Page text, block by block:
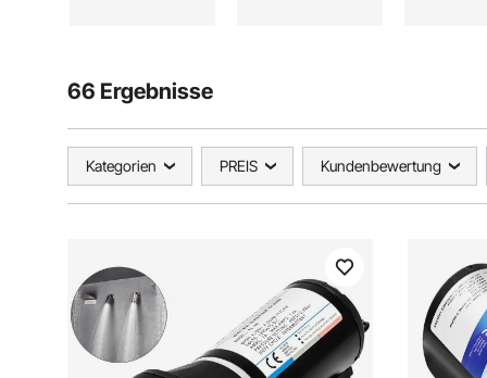
66 Ergebnisse
Kategorien PREIS Kundenbewertung